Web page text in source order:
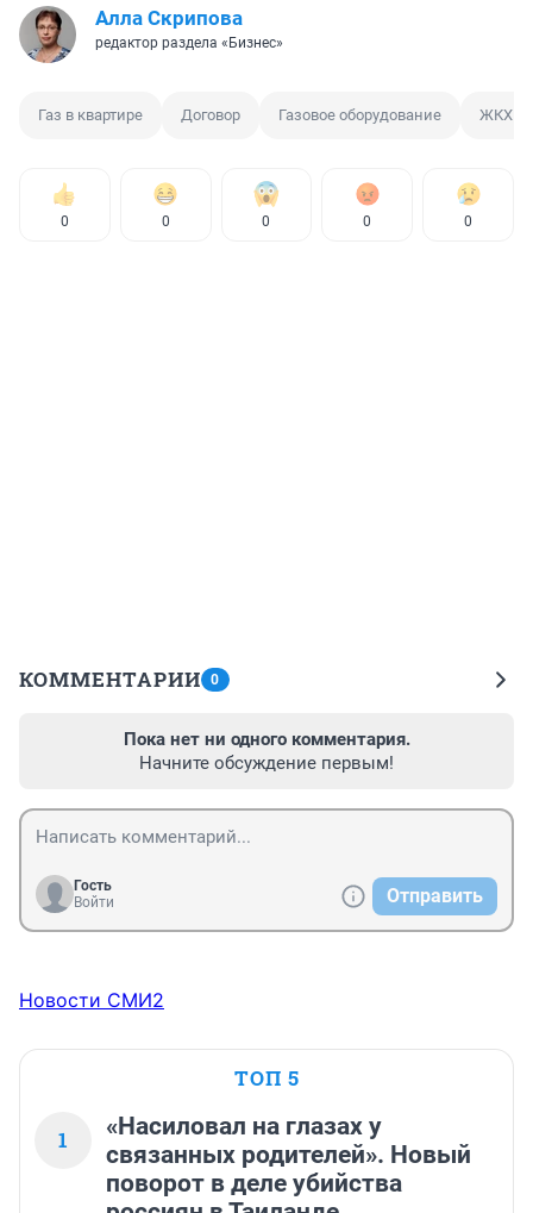
Алла Скрипова
редактор раздела «Бизнес»
Газ в квартире Договор Газовое оборудование ЖКХ
0 0 0 0 0
КОММЕНТАРИИ 0
Пока нет ни одного комментария.
Начните обсуждение первым!
Гость
Войти
Отправить
Новости СМИ2
ТОП 5
1
«Насиловал на глазах у
связанных родителей». Новый
поворот в деле убийства